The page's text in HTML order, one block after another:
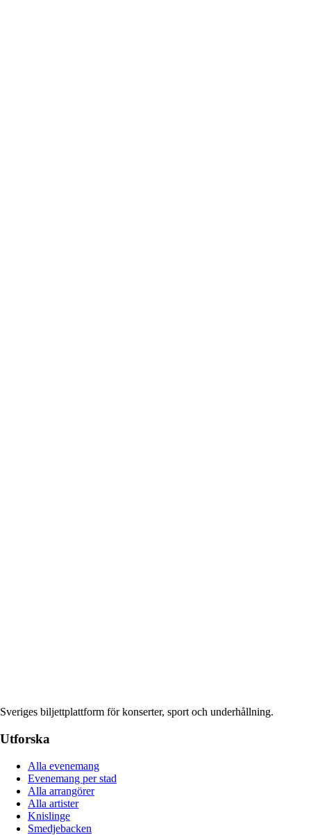
Sveriges biljettplattform för konserter, sport och underhållning.
Utforska
Alla evenemang
Evenemang per stad
Alla arrangörer
Alla artister
Knislinge
Smedjebacken